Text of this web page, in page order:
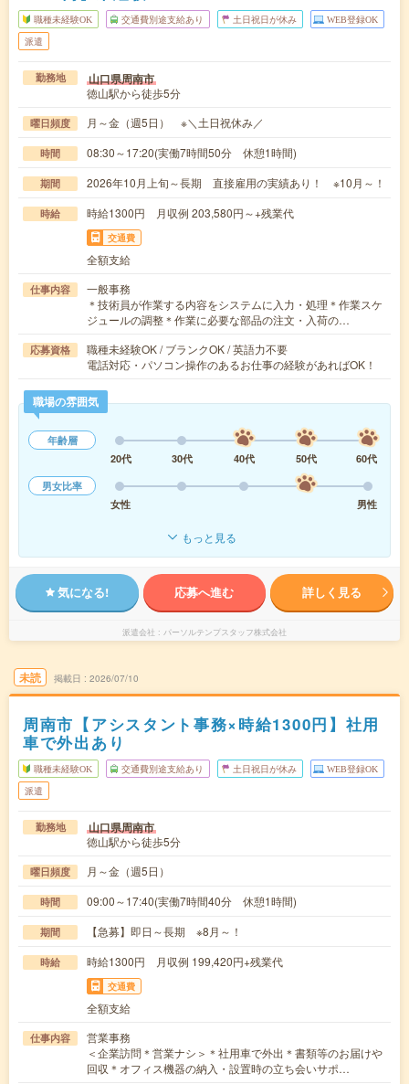
職種未経験OK 交通費別途支給あり 土日祝日が休み WEB登録OK
派遣
勤務地 山口県周南市
徳山駅から徒歩5分
曜日頻度 月～金（週5日） ※＼土日祝休み／
時間 08:30～17:20(実働7時間50分 休憩1時間)
期間 2026年10月上旬～長期 直接雇用の実績あり！ ※10月～！
時給 時給1300円 月収例 203,580円～+残業代
交通費
全額支給
仕事内容
一般事務
＊技術員が作業する内容をシステムに入力・処理＊作業スケ
ジュールの調整＊作業に必要な部品の注文・入荷の…
応募資格
職種未経験OK / ブランクOK / 英語力不要
電話対応・パソコン操作のあるお仕事の経験があればOK！
職場の雰囲気
年齢層
20代
30代 40代 50代
60代
男女比率
女性
男性
もっと見る
気になる! 応募へ進む 詳しく見る
派遣会社 パーソルテンプスタッフ株式会社
未読 掲載日 2026/07/10
周南市【アシスタント事務×時給1300円】社用
車で外出あり
職種未経験OK 交通費別途支給あり 土日祝日が休み WEB登録OK
派遣
勤務地 山口県周南市
徳山駅から徒歩5分
曜日頻度 月～金（週5日）
時間 09:00～17:40(実働7時間40分 休憩1時間)
期間 【急募】即日～長期 ※8月～！
時給 時給1300円 月収例 199,420円+残業代
交通費
全額支給
仕事内容
営業事務
＜企業訪問＊営業ナシ＞＊社用車で外出＊書類等のお届けや
回収＊オフィス機器の納入・設置時の立ち会いサポ…